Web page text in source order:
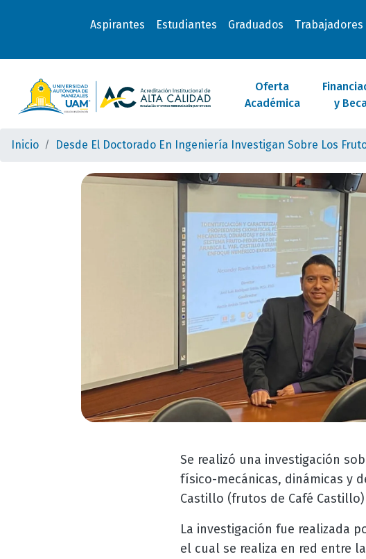
Aspirantes Estudiantes Graduados Trabajadores
Oferta
Académica
y
Inicio Desde El Doctorado En Ingeniería Investigan Sobre Los
Se realizó una investigación
físico-mecánicas, dinámicas y
Castillo (frutos de Café
La investigación fue realizada
el cual se realiza en red entre